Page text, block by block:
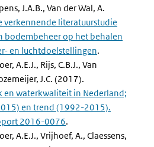
J.A.B., Van der Wal, A.
verkennende literatuurstudie
bodembeheer op het behalen
en luchtdoelstellingen.
A.E.J., Rijs, C.B.J., Van
J.C. (2017).
en waterkwaliteit in Nederland;
en trend (1992-2015).
2016-0076.
A.E.J., Vrijhoef, A., Claessens,